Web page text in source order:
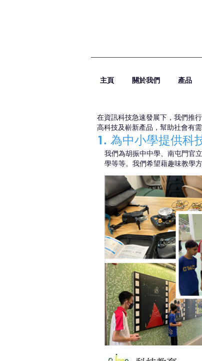
主頁 關於我們 產品
在資訊科技急速發展下，我們推
高科技及嶄新產品，幫助社會有
1. 為中小學提供科
我們為胡振中中學、南屯門官
學等等。我們希望藉趣味教學